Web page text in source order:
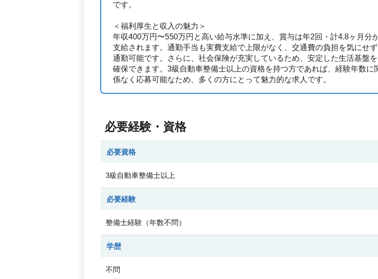
です。
＜福利厚生と収入の魅力＞
年収400万円〜550万円と高い給与水準に加え、賞与は年2回・計4.8ヶ月分
支給されます。通勤手当も実費支給で上限がなく、交通費の負担を気にせず
通勤可能です。さらに、社会保険が充実しているため、安定した生活基盤を
確保できます。3級自動車整備士以上の資格を持つ方であれば、経験年数に
係なく応募可能なため、多くの方にとって魅力的な求人です。
必要経験・資格
必要資格
3級自動車整備士以上
必要経験
整備士経験（年数不問）
学歴
不問